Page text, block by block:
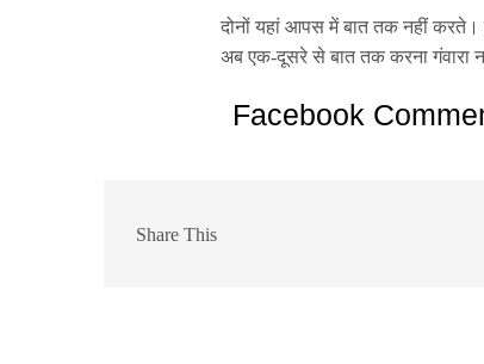
दोनों यहां आपस में बात तक नहीं करते।
अब एक-दूसरे से बात तक करना गंवारा
Facebook
Share This